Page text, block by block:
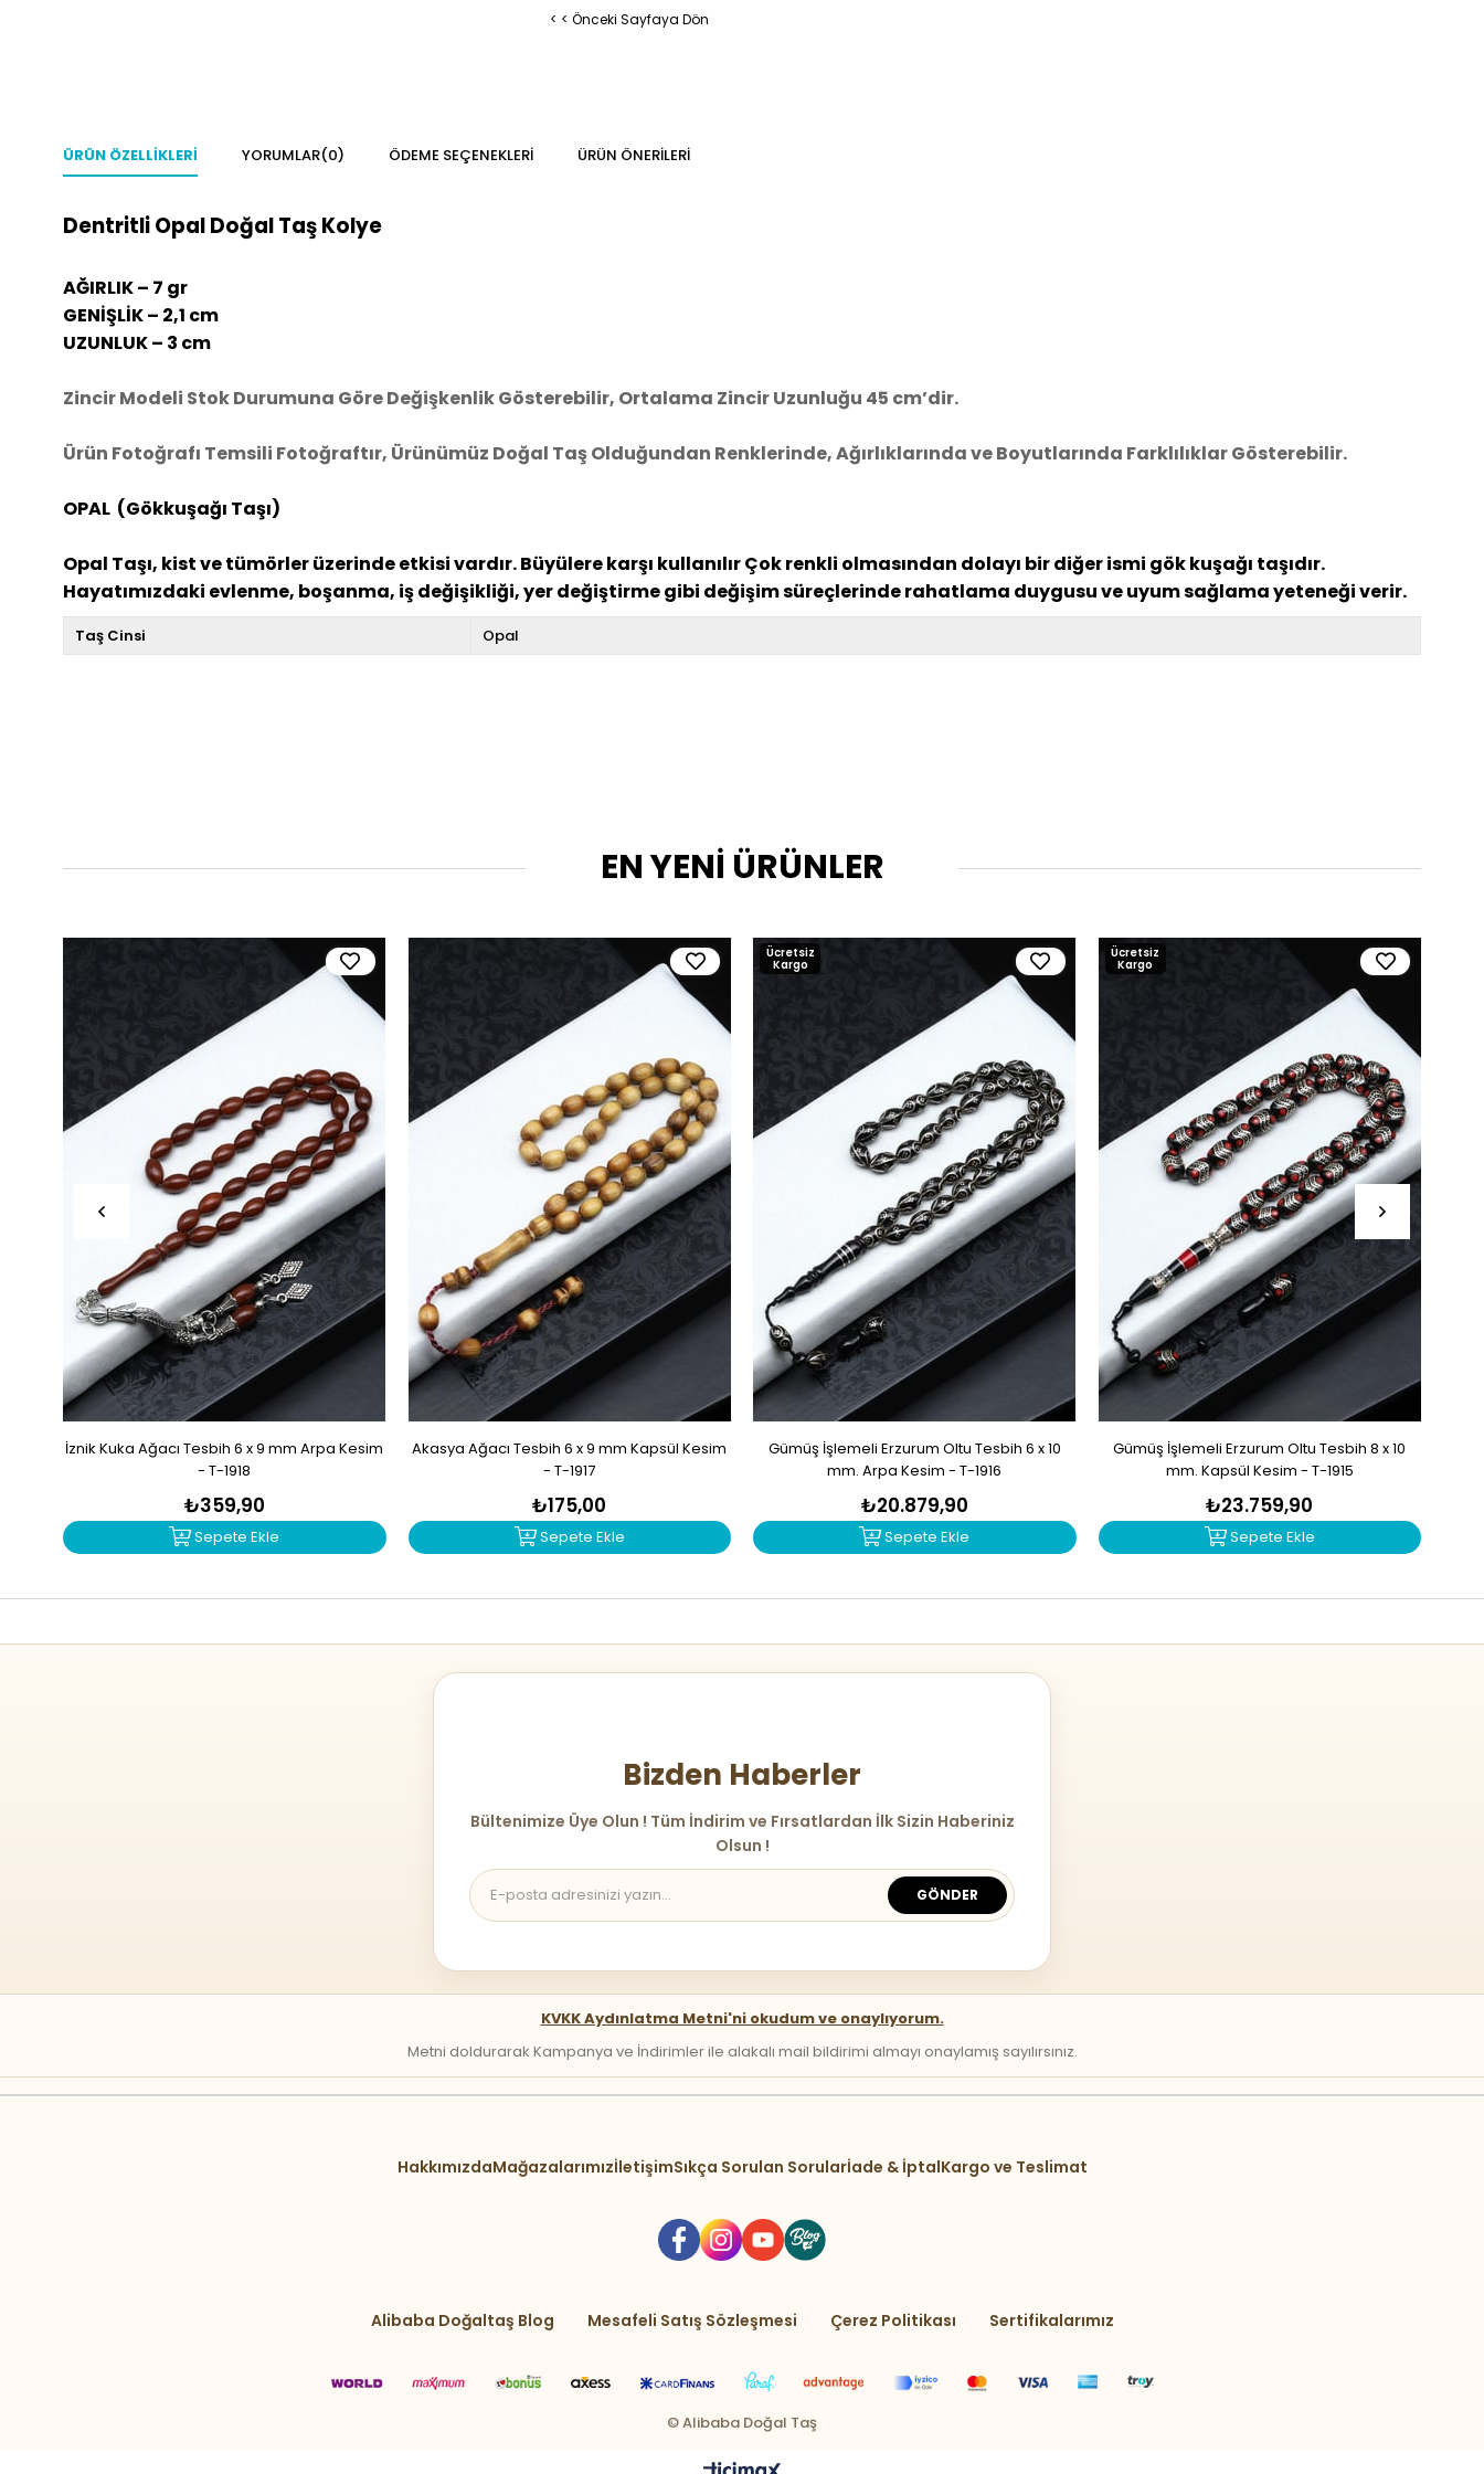
< < Önceki Sayfaya Dön
ÜRÜN ÖZELLIKLERI YORUMLAR(0) ÖDEME SEÇENEKLERI ÜRÜN ÖNERILERI
Dentritli Opal Doğal Taş Kolye
AĞIRLIK – 7 gr
GENİŞLİK – 2,1 cm
UZUNLUK – 3 cm
Zincir Modeli Stok Durumuna Göre Değişkenlik Gösterebilir, Ortalama Zincir Uzunluğu 45 cm’dir.
Ürün Fotoğrafı Temsili Fotoğraftır, Ürünümüz Doğal Taş Olduğundan Renklerinde, Ağırlıklarında ve Boyutlarında Farklılıklar Gösterebilir.
OPAL (Gökkuşağı Taşı)
Opal Taşı, kist ve tümörler üzerinde etkisi vardır. Büyülere karşı kullanılır Çok renkli olmasından dolayı bir diğer ismi gök kuşağı taşıdır.
Hayatımızdaki evlenme, boşanma, iş değişikliği, yer değiştirme gibi değişim süreçlerinde rahatlama duygusu ve uyum sağlama yeteneği verir.
Taş Cinsi Opal
EN YENİ ÜRÜNLER
İznik Kuka Ağacı Tesbih 6 x 9 mm Arpa Kesim
- T-1918
₺359,90
Sepete Ekle
Akasya Ağacı Tesbih 6 x 9 mm Kapsül Kesim
- T-1917
₺175,00
Sepete Ekle
Gümüş İşlemeli Erzurum Oltu Tesbih 6 x 10
mm. Arpa Kesim - T-1916
₺20.879,90
Sepete Ekle
Ücretsiz
Kargo
Gümüş İşlemeli Erzurum Oltu Tesbih 8 x 10
mm. Kapsül Kesim - T-1915
₺23.759,90
Sepete Ekle
Ücretsiz
Kargo
Bizden Haberler
Bültenimize Üye Olun ! Tüm İndirim ve Fırsatlardan İlk Sizin Haberiniz
Olsun !
GÖNDER
KVKK Aydınlatma Metni'ni okudum ve onaylıyorum.
Metni doldurarak Kampanya ve İndirimler ile alakalı mail bildirimi almayı onaylamış sayılırsınız.
HakkımızdaMağazalarımızİletişimSıkça Sorulan Sorularİade & İptalKargo ve Teslimat
Alibaba Doğaltaş Blog Mesafeli Satış Sözleşmesi Çerez Politikası Sertifikalarımız